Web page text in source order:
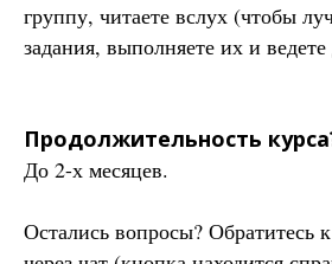
группу, читаете вслух (чтобы
задания, выполняете их и
Продолжительность
До 2-х месяцев.
Остались вопросы? Обратитесь